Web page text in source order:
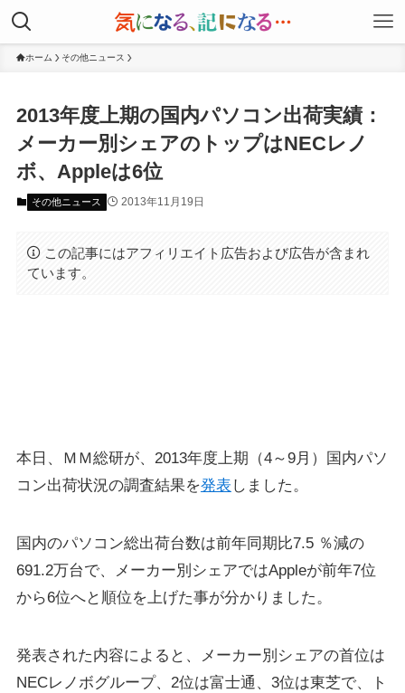
ホーム その他ニュース
2013年度上期の国内パソコン出荷実績：
メーカー別シェアのトップはNECレノ
ボ、Appleは6位
その他ニュース 2013年11月19日
この記事にはアフィリエイト広告および広告が含まれ
ています。
本日、ＭＭ総研が、2013年度上期（4～9月）国内パソ
コン出荷状況の調査結果を発表 しました。
国内のパソコン総出荷台数は前年同期比7.5 ％減の
691.2万台で、メーカー別シェアではAppleが前年7位
から6位へと順位を上げた事が分かりました。
発表された内容によると、メーカー別シェアの首位は
NECレノボグループ、2位は富士通、3位は東芝で、ト